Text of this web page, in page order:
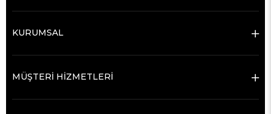
KURUMSAL
MÜŞTERİ HİZMETLERİ